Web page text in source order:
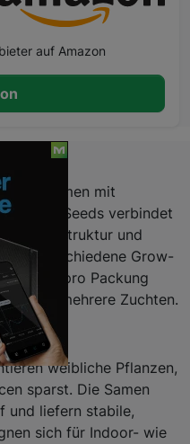
auf Amazon
Samen mit
Sensi Seeds verbindet
Wuchsstruktur und
in verschiedene Grow-
Samen pro Packung
für mehrere Zuchten.
weibliche Pflanzen,
sparst. Die Samen
und liefern stabile,
sich für Indoor- wie